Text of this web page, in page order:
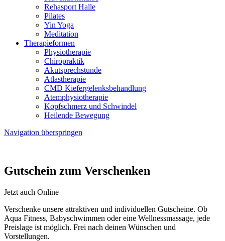
Rehasport Halle
Pilates
Yin Yoga
Meditation
Therapieformen
Physiotherapie
Chiropraktik
Akutsprechstunde
Atlastherapie
CMD Kiefer­gelenks­behandlung
Atem­physio­therapie
Kopfschmerz und Schwindel
Heilende Bewegung
Navigation überspringen
Gutschein zum Verschenken
Jetzt auch Online
Verschenke unsere attraktiven und individuellen Gutscheine. Ob
Aqua Fitness, Babyschwimmen oder eine Wellnessmassage, jede
Preislage ist möglich. Frei nach deinen Wünschen und
Vorstellungen.